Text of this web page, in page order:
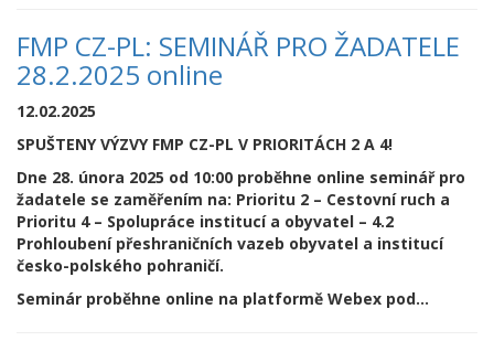
FMP CZ-PL: SEMINÁŘ PRO ŽADATELE
28.2.2025 online
12.02.2025
SPUŠTENY VÝZVY FMP CZ-PL V PRIORITÁCH 2 A 4!
Dne 28. února 2025 od 10:00 proběhne online seminář pro
žadatele se zaměřením na: Prioritu 2 – Cestovní ruch a
Prioritu 4 – Spolupráce institucí a obyvatel – 4.2
Prohloubení přeshraničních vazeb obyvatel a institucí
česko-polského pohraničí.
Seminár proběhne online na platformě Webex pod...